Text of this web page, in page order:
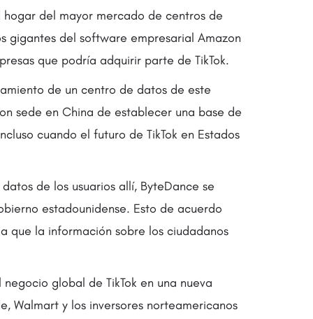
del mayor mercado de centros de
gigantes del software empresarial Amazon
que podría adquirir parte de TikTok.
de un centro de datos de este
sede en China de establecer una base de
cuando el futuro de TikTok en Estados
de los usuarios allí, ByteDance se
estadounidense. Esto de acuerdo
que la información sobre los ciudadanos
global de TikTok en una nueva
Walmart y los inversores norteamericanos